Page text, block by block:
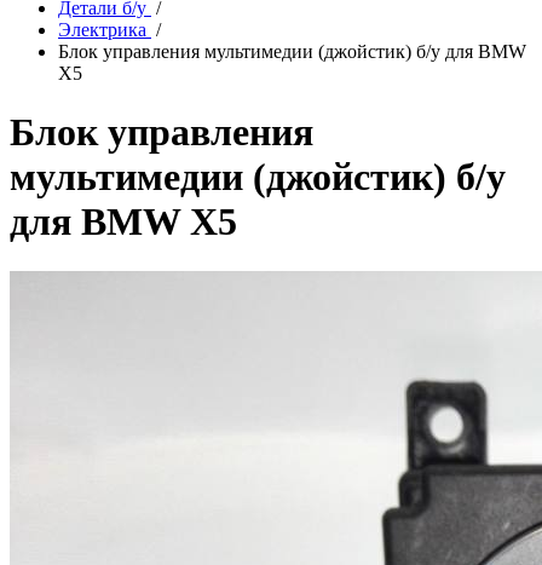
Детали б/у /
Электрика /
Блок управления мультимедии (джойстик) б/у для BMW
X5
Блок управления
мультимедии (джойстик) б/у
для BMW X5